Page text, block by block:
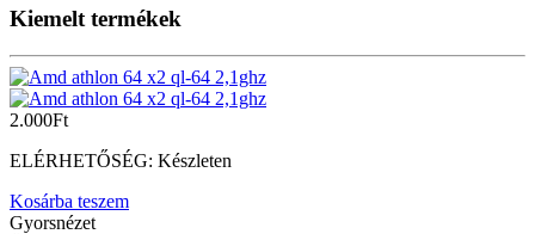
Kiemelt termékek
2.000Ft
ELÉRHETŐSÉG: Készleten
Kosárba teszem
Gyorsnézet